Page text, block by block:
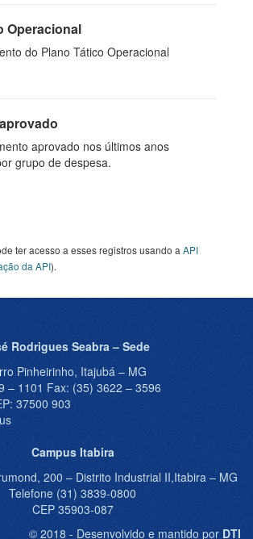
Operacional
do Plano Tático Operacional
aprovado nos últimos anos
grupo de despesa.
ter acesso a esses registros usando a API
da API).
Rodrigues Seabra – Sede
Pinheirinho, Itajubá – MG
– 1101 Fax: (35) 3622 – 3596
37500 903
Campus Itabira
200 – Distrito Industrial II,Itabira – MG
Telefone (31) 3839-0800
CEP 35903-087
© 2018 - Desenvolvido e mantido por DTI